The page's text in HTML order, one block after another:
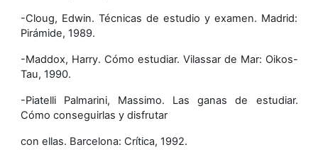
-Cloug, Edwin. Técnicas de estudio y examen. Madrid:
Pirámide, 1989.
-Maddox, Harry. Cómo estudiar. Vilassar de Mar: Oikos-
Tau, 1990.
-Piatelli Palmarini, Massimo. Las ganas de estudiar.
Cómo conseguirlas y disfrutar
con ellas. Barcelona: Crítica, 1992.